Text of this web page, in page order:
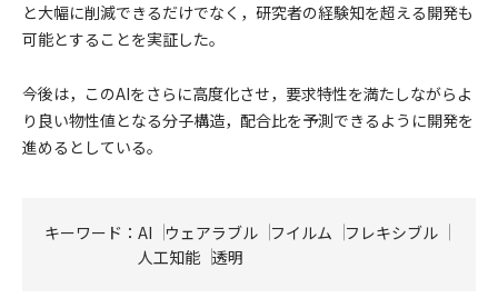
と大幅に削減できるだけでなく，研究者の経験知を超える開発も
可能とすることを実証した。
今後は，このAIをさらに高度化させ，要求特性を満たしながらよ
り良い物性値となる分子構造，配合比を予測できるように開発を
進めるとしている。
キーワード： AI ウェアラブル フイルム
フレキシブル
人工知能 透明